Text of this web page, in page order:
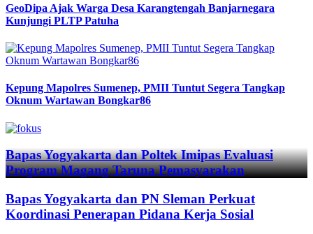
GeoDipa Ajak Warga Desa Karangtengah Banjarnegara
Kunjungi PLTP Patuha
Kepung Mapolres Sumenep, PMII Tuntut Segera Tangkap
Oknum Wartawan Bongkar86
Previous
Next
Bapas Yogyakarta dan Poltek Imipas Evaluasi
Program Magang Taruna Pemasyarakan
Bapas Yogyakarta dan PN Sleman Perkuat
Koordinasi Penerapan Pidana Kerja Sosial